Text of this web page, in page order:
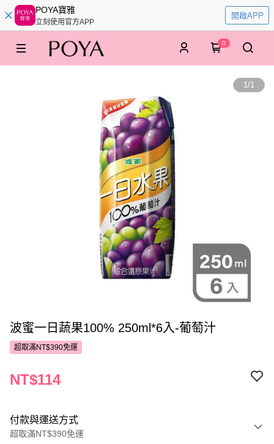
POYA寶雅
立刻使用官方APP
開啟APP
0
1/1
波蜜一日蔬果100% 250ml*6入-葡萄汁
超取滿NT$390免運
NT$114
付款與運送方式
超取滿NT$390免運